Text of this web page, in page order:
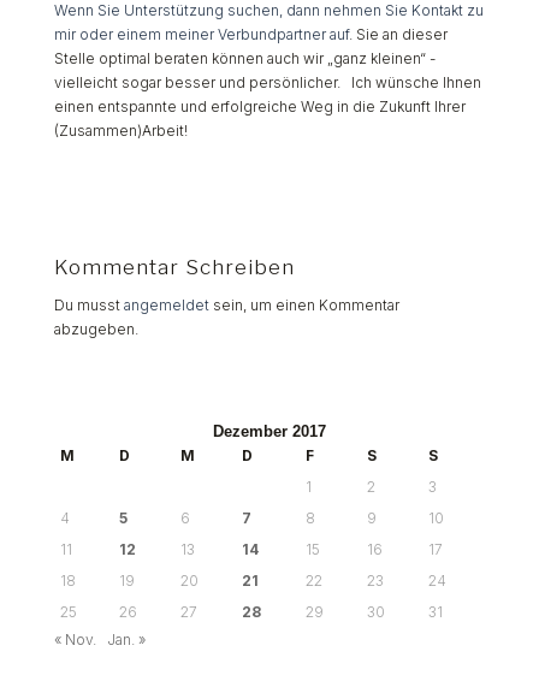
Wenn Sie Unterstützung suchen, dann nehmen Sie Kontakt zu
mir oder einem meiner Verbundpartner auf. Sie an dieser
Stelle optimal beraten können auch wir „ganz kleinen“ -
vielleicht sogar besser und persönlicher. Ich wünsche Ihnen
einen entspannte und erfolgreiche Weg in die Zukunft Ihrer
(Zusammen)Arbeit!
Kommentar Schreiben
Du musst angemeldetsein, um einen Kommentar
abzugeben.
Dezember 2017
M
D M D F S
S
1
2
3
4
5 6 7 8 9
10
11
12 13 14 15 16
17
18
19 20 21 22 23
24
25
26 27 28 29 30
31
« Nov.
Jan. »